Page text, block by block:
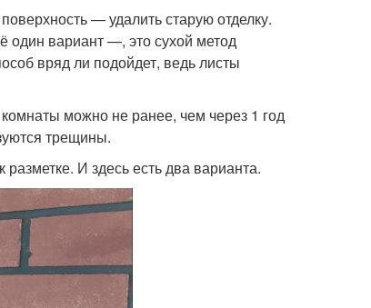
— удалить старую отделку.
один вариант —, это сухой метод
вряд ли подойдет, ведь листы
можно не ранее, чем через 1 год
трещины.
И здесь есть два варианта.